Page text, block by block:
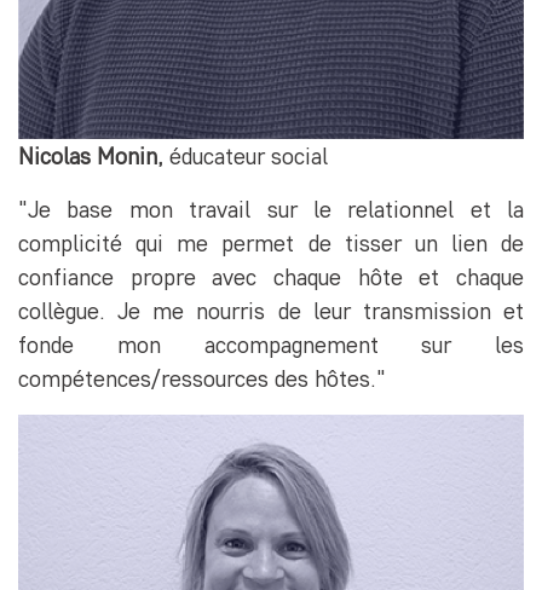
Nicolas Monin, éducateur social
"Je base mon travail sur le relationnel et la
complicité qui me permet de tisser un lien de
confiance propre avec chaque hôte et chaque
collègue. Je me nourris de leur transmission et
fonde mon accompagnement sur les
compétences/ressources des hôtes."